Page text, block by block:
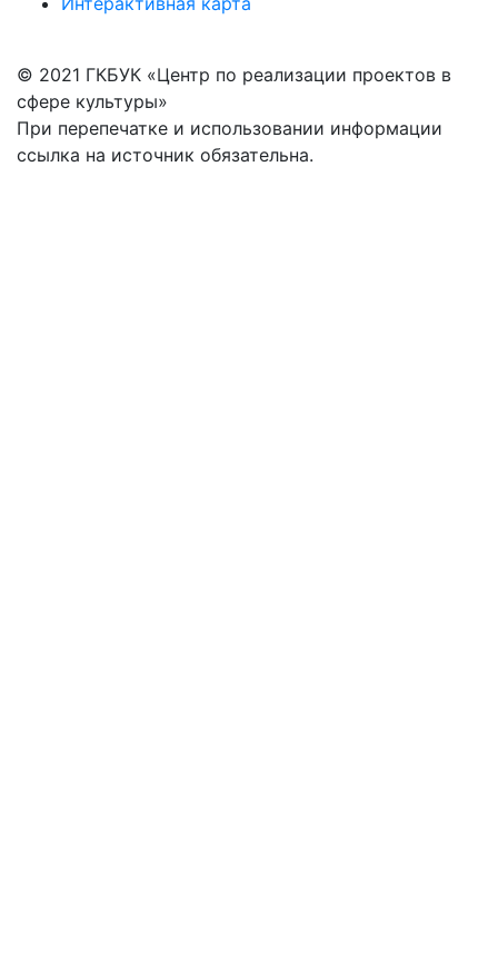
© 2021 ГКБУК «Центр по реализации проектов в
сфере культуры»
При перепечатке и использовании информации
ссылка на источник обязательна.